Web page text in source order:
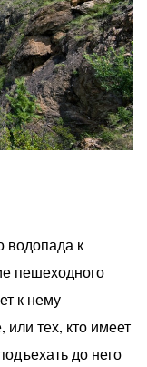
водопада к
пешеходного
к нему
тех, кто имеет
до него